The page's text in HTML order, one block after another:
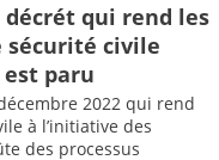
décrét qui rend les
sécurité civile
paru
2022 qui rend
à l’initiative des
des processus